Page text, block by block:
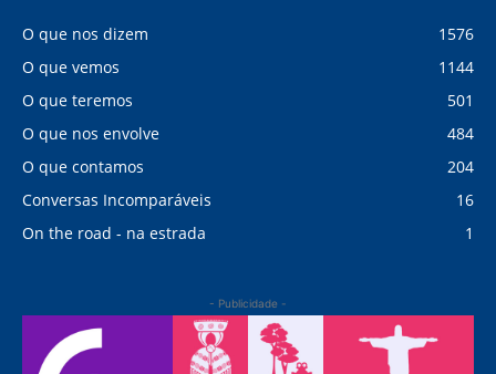
O que nos dizem
1576
O que vemos
1144
O que teremos
501
O que nos envolve
484
O que contamos
204
Conversas Incomparáveis
16
On the road - na estrada
1
- Publicidade -